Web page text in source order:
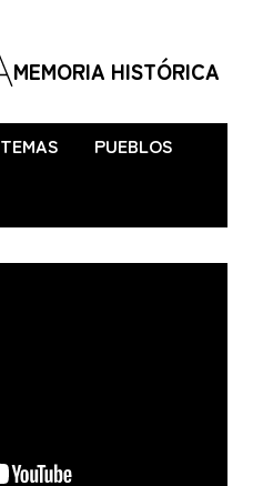
MEMORIA HISTÓRICA
TEMAS
PUEBLOS